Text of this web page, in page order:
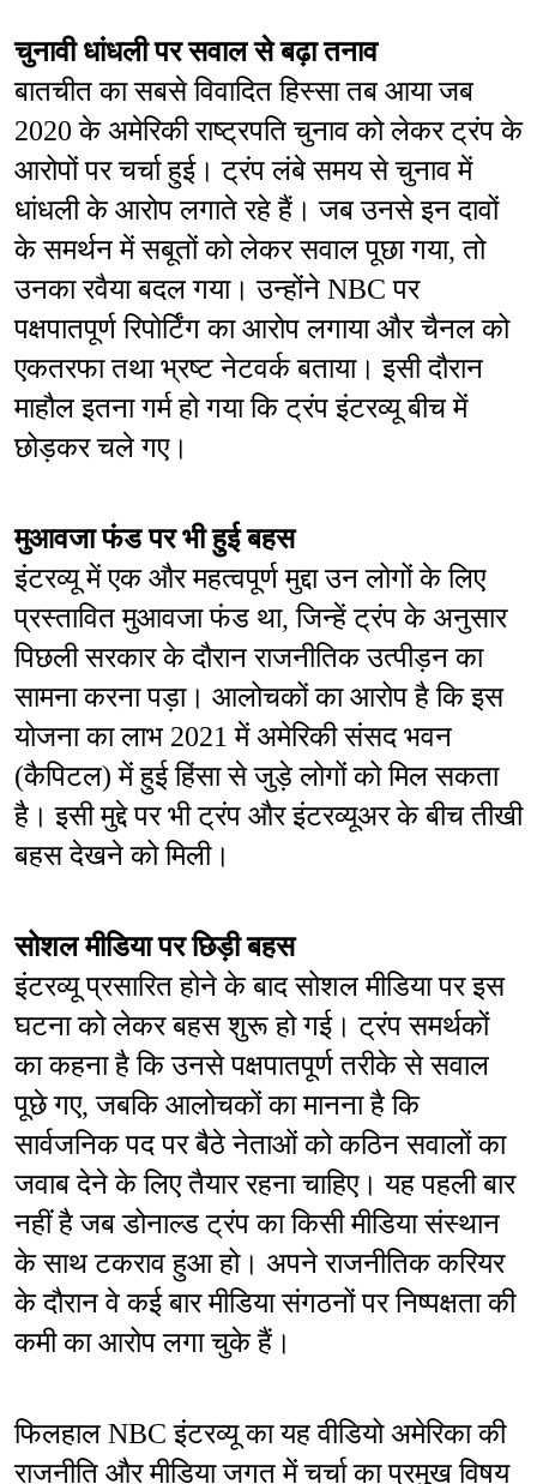
चुनावी धांधली पर सवाल से बढ़ा तनाव
बातचीत का सबसे विवादित हिस्सा तब आया जब
2020 के अमेरिकी राष्ट्रपति चुनाव को लेकर ट्रंप के
आरोपों पर चर्चा हुई। ट्रंप लंबे समय से चुनाव में
धांधली के आरोप लगाते रहे हैं। जब उनसे इन दावों
के समर्थन में सबूतों को लेकर सवाल पूछा गया, तो
उनका रवैया बदल गया। उन्होंने NBC पर
पक्षपातपूर्ण रिपोर्टिंग का आरोप लगाया और चैनल को
एकतरफा तथा भ्रष्ट नेटवर्क बताया। इसी दौरान
माहौल इतना गर्म हो गया कि ट्रंप इंटरव्यू बीच में
छोड़कर चले गए।
मुआवजा फंड पर भी हुई बहस
इंटरव्यू में एक और महत्वपूर्ण मुद्दा उन लोगों के लिए
प्रस्तावित मुआवजा फंड था, जिन्हें ट्रंप के अनुसार
पिछली सरकार के दौरान राजनीतिक उत्पीड़न का
सामना करना पड़ा। आलोचकों का आरोप है कि इस
योजना का लाभ 2021 में अमेरिकी संसद भवन
(कैपिटल) में हुई हिंसा से जुड़े लोगों को मिल सकता
है। इसी मुद्दे पर भी ट्रंप और इंटरव्यूअर के बीच तीखी
बहस देखने को मिली।
सोशल मीडिया पर छिड़ी बहस
इंटरव्यू प्रसारित होने के बाद सोशल मीडिया पर इस
घटना को लेकर बहस शुरू हो गई। ट्रंप समर्थकों
का कहना है कि उनसे पक्षपातपूर्ण तरीके से सवाल
पूछे गए, जबकि आलोचकों का मानना है कि
सार्वजनिक पद पर बैठे नेताओं को कठिन सवालों का
जवाब देने के लिए तैयार रहना चाहिए। यह पहली बार
नहीं है जब डोनाल्ड ट्रंप का किसी मीडिया संस्थान
के साथ टकराव हुआ हो। अपने राजनीतिक करियर
के दौरान वे कई बार मीडिया संगठनों पर निष्पक्षता की
कमी का आरोप लगा चुके हैं।
फिलहाल NBC इंटरव्यू का यह वीडियो अमेरिका की
राजनीति और मीडिया जगत में चर्चा का प्रमुख विषय